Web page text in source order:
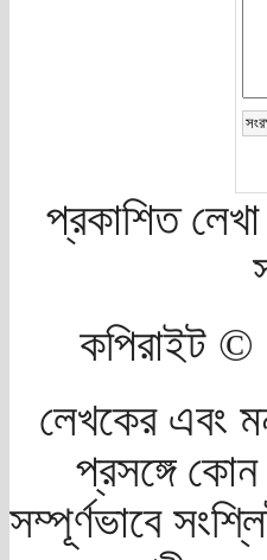
প্রকাশিত
কপিরাইট
লেখকের এবং
প্রসঙ্গে
সম্পূর্ণভাবে